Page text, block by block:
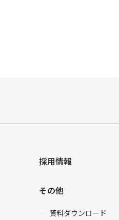
採用情報
その他
資料ダウンロード